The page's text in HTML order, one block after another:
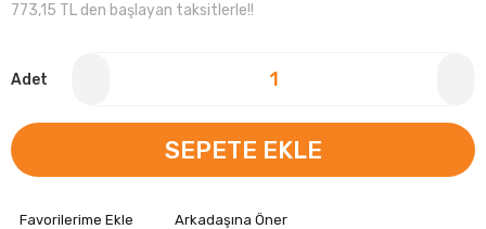
773,15 TL den başlayan taksitlerle!!
Adet
SEPETE EKLE
Arkadaşına Öner